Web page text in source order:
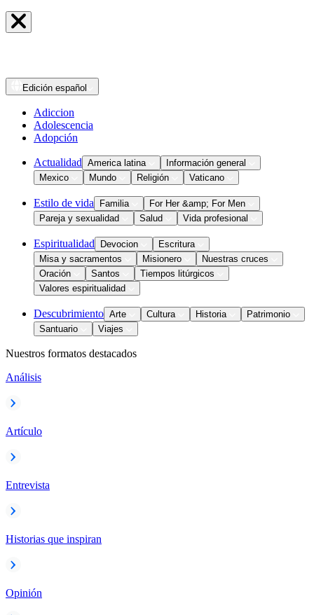
Edición español
Adiccion
Adolescencia
Adopción
Actualidad America latina
Información general
Mexico
Mundo Religión Vaticano
Estilo de vida Familia
For Her &amp; For Men
Pareja y sexualidad
Salud Vida profesional
Espiritualidad Devocion
Escritura
Misa y sacramentos
Misionero
Nuestras cruces
Oración
Santos
Tiempos litúrgicos
Valores espiritualidad
Descubrimiento Arte Cultura Historia
Patrimonio
Santuario
Viajes
Nuestros formatos destacados
Análisis
Artículo
Entrevista
Historias que inspiran
Opinión